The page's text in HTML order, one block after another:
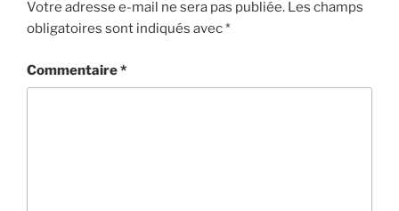
Votre adresse e-mail ne sera pas publiée. Les champs
obligatoires sont indiqués avec*
Commentaire*